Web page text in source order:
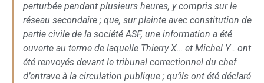
perturbée pendant plusieurs heures, y compris sur le
réseau secondaire ; que, sur plainte avec constitution de
partie civile de la société ASF, une information a été
ouverte au terme de laquelle Thierry X… et Michel Y… ont
été renvoyés devant le tribunal correctionnel du chef
d’entrave à la circulation publique ; qu’ils ont été déclaré